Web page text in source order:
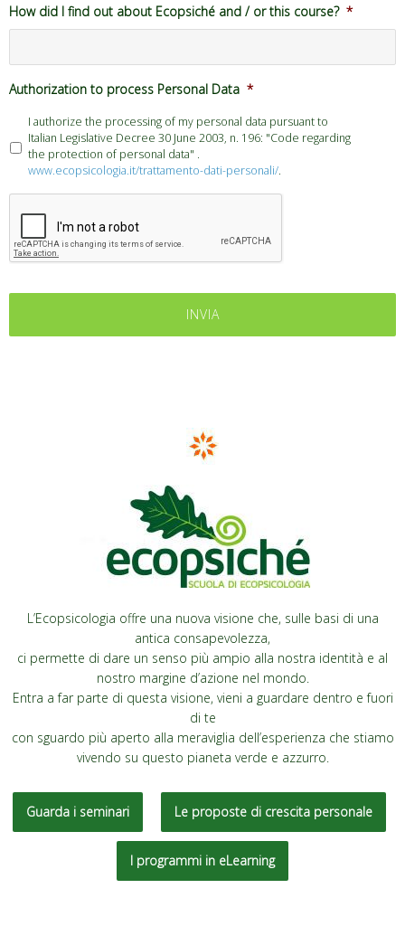
How did I find out about Ecopsiché and / or this course? *
Authorization to process Personal Data *
I authorize the processing of my personal data pursuant to
Italian Legislative Decree 30 June 2003, n. 196: "Code regarding
the protection of personal data" .
www.ecopsicologia.it/trattamento-dati-personali/.
L’Ecopsicologia offre una nuova visione che, sulle basi di una
antica consapevolezza,
ci permette di dare un senso più ampio alla nostra identità e al
nostro margine d’azione nel mondo.
Entra a far parte di questa visione, vieni a guardare dentro e fuori
di te
con sguardo più aperto alla meraviglia dell’esperienza che stiamo
vivendo su questo pianeta verde e azzurro.
Guarda i seminari Le proposte di crescita personale
I programmi in eLearning